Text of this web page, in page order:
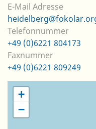
E-Mail Adresse
Telefonnummer
+49 (0)6221 804173
Faxnummer
+49 (0)6221 809249
+
−